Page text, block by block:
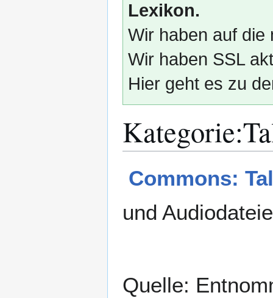
Lexikon.
Wir haben auf die
Wir haben SSL
Hier geht es zu
Kategorie:
Navigation
Suche
Commons:
und
Quelle: